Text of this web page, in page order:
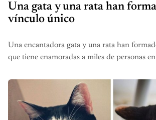
Una gata y una rata han
vínculo único
Una encantadora gata y una rata han
que tiene enamoradas a miles de personas